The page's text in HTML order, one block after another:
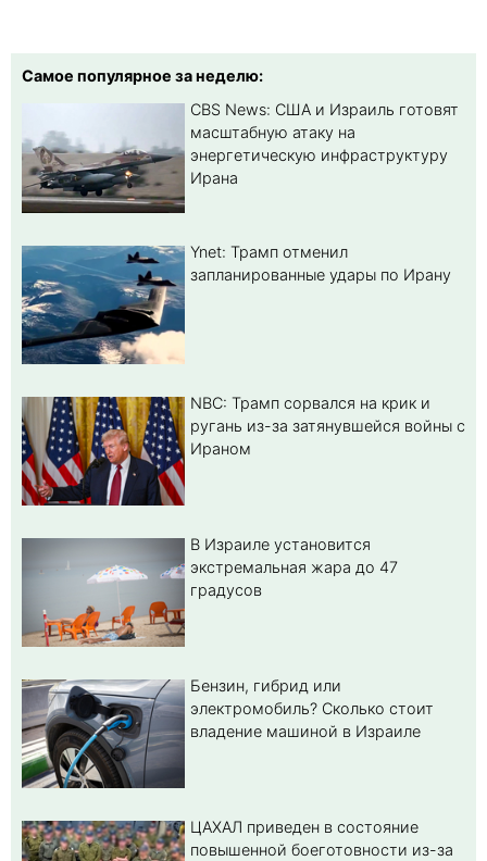
Самое популярное за неделю:
CBS News: США и Израиль готовят
масштабную атаку на
энергетическую инфраструктуру
Ирана
Ynet: Трамп отменил
запланированные удары по Ирану
NBC: Трамп сорвался на крик и
ругань из-за затянувшейся войны с
Ираном
В Израиле установится
экстремальная жара до 47
градусов
Бензин, гибрид или
электромобиль? Cколько стоит
владение машиной в Израиле
ЦАХАЛ приведен в состояние
повышенной боеготовности из-за